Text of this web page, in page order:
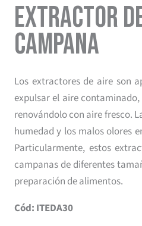
Extractor
Campana
Los extractores de aire son
expulsar el aire
renovándolo con aire fresco.
humedad y los malos olores
Particularmente, estos
campanas de diferentes
preparación de alimentos.
Cód: ITEDA30